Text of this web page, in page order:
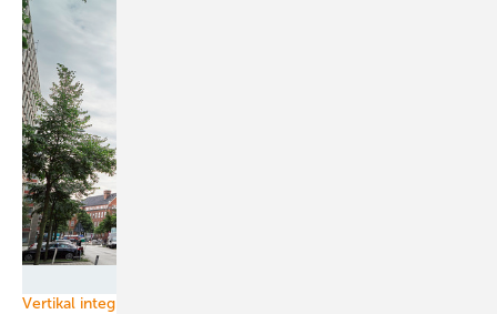
Vertikal integrierter Grünstromlieferant